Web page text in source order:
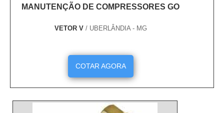
MANUTENÇÃO DE COMPRESSORES GO
VETOR V / UBERLÂNDIA - MG
COTAR AGORA